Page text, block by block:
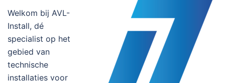
Welkom bij AVL-
Install, dé
specialist op het
gebied van
technische
installaties voor